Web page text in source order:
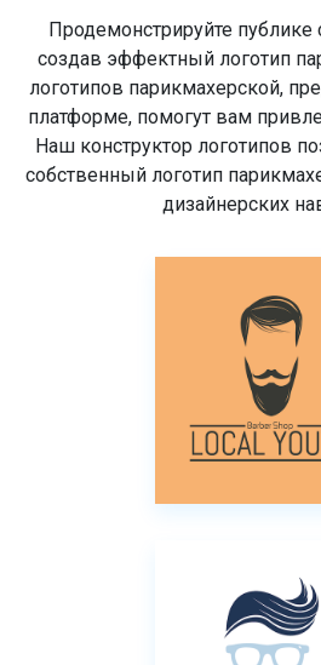
Продемонстрируйте публике
создав эффектный логотип
логотипов парикмахерской,
платформе, помогут вам
Наш конструктор логотипов
собственный логотип
дизайнерских